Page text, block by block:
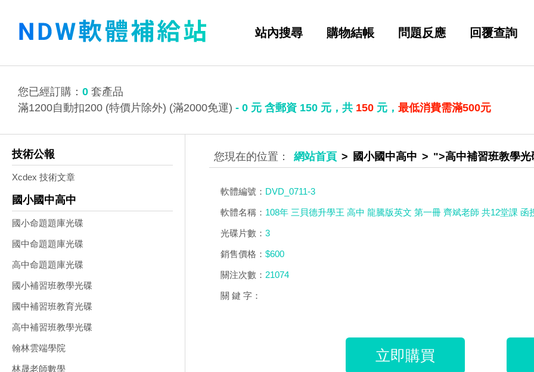
站內搜尋 購物結帳 問題反應 回覆查詢
您已經訂購： 0 套產品
滿1200自動扣200 (特價片除外) (滿2000免運) - 0 元 含郵資 150 元，共 150 元， 最低消費需滿500元
技術公報
Xcdex 技術文章
國小國中高中
國小命題題庫光碟
國中命題題庫光碟
高中命題題庫光碟
國小補習班教學光碟
國中補習班教育光碟
高中補習班教學光碟
翰林雲端學院
林晟老師數學
網站首頁 國小國中高中 ">高中補習班教學光
軟體編號： DVD_0711-3
軟體名稱： 108年 三貝德升學王 高中 龍騰版英文 第一冊 齊斌老師 共12堂課 函
光碟片數：3
銷售價格：$600
關注次數： 21074
關 鍵 字：
立即購買